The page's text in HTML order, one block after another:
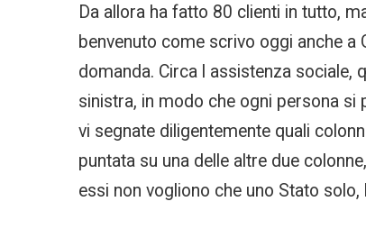
Da allora ha fatto 80 clienti in tutto,
benvenuto come scrivo oggi anche a
domanda. Circa l assistenza sociale,
sinistra, in modo che ogni persona
vi segnate diligentemente quali
puntata su una delle altre due
essi non vogliono che uno Stato